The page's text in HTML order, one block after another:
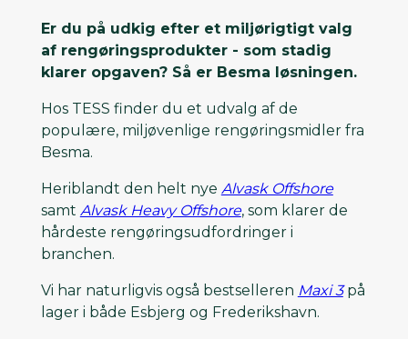
Er du på udkig efter et miljørigtigt valg
af rengøringsprodukter - som stadig
klarer opgaven? Så er Besma løsningen.
Hos TESS finder du et udvalg af de
populære, miljøvenlige rengøringsmidler fra
Besma.
Heriblandt den helt nye Alvask Offshore
samt Alvask Heavy Offshore, som klarer de
hårdeste rengøringsudfordringer i
branchen.
Vi har naturligvis også bestselleren Maxi 3på
lager i både Esbjerg og Frederikshavn.